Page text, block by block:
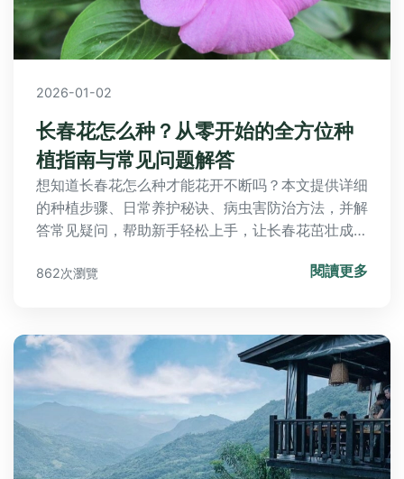
2026-01-02
长春花怎么种？从零开始的全方位种
植指南与常见问题解答
想知道长春花怎么种才能花开不断吗？本文提供详细
的种植步骤、日常养护秘诀、病虫害防治方法，并解
答常见疑问，帮助新手轻松上手，让长春花茁壮成
862次瀏覽 閱讀更多